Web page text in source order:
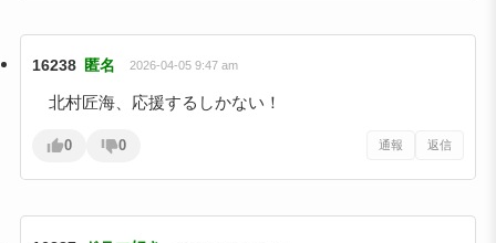
16238 匿名 2026-04-05 9:47 am
北村匠海、応援するしかない！
0 0 通報 返信